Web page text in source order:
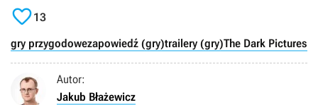
13
gry przygodowezapowiedź (gry)trailery (gry)The Dark Pictures
Autor:
Jakub Błażewicz